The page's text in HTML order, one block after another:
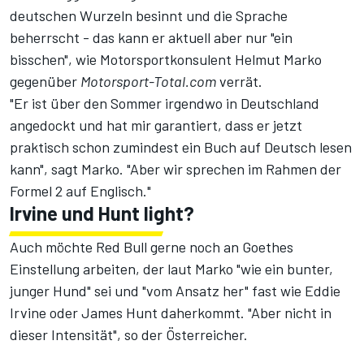
deutschen Wurzeln besinnt und die Sprache
beherrscht - das kann er aktuell aber nur "ein
bisschen", wie Motorsportkonsulent Helmut Marko
gegenüber Motorsport-Total.comverrät.
"Er ist über den Sommer irgendwo in Deutschland
angedockt und hat mir garantiert, dass er jetzt
praktisch schon zumindest ein Buch auf Deutsch lesen
kann", sagt Marko. "Aber wir sprechen im Rahmen der
Formel 2 auf Englisch."
Irvine und Hunt light?
Auch möchte Red Bull gerne noch an Goethes
Einstellung arbeiten, der laut Marko "wie ein bunter,
junger Hund" sei und "vom Ansatz her" fast wie Eddie
Irvine oder James Hunt daherkommt. "Aber nicht in
dieser Intensität", so der Österreicher.